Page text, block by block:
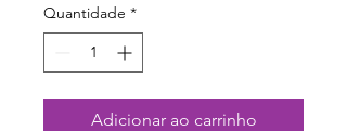
Quantidade *
Adicionar ao carrinho